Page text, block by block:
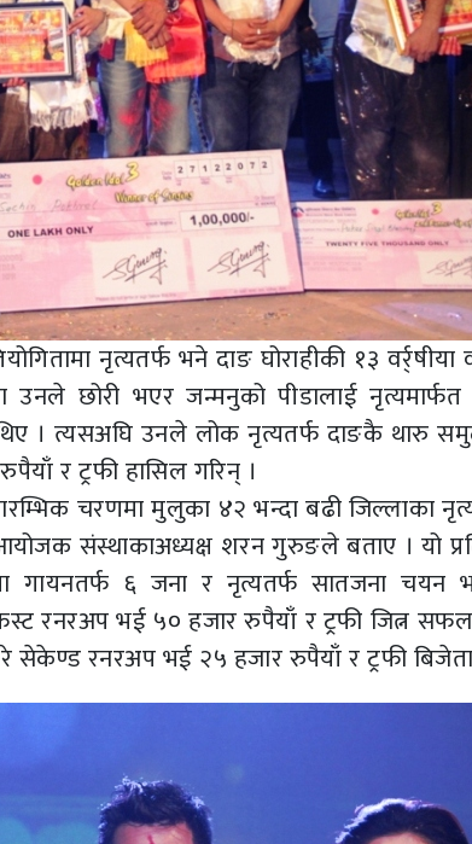
नृत्यतर्फ भने दाङ घोराहीकी १३ वर्र्षीया
छोरी भएर जन्मनुको पीडालाई नृत्यमार्फत
। त्यसअघि उनले लोक नृत्यतर्फ दाङकै थारु
र ट्रफी हासिल गरिन् ।
चरणमा मुलुका ४२ भन्दा बढी जिल्लाका
संस्थाकाअध्यक्ष शरन गुरुङले बताए । यो
गायनतर्फ ६ जना र नृत्यतर्फ सातजना चयन
रनरअप भई ५० हजार रुपैयाँ र ट्रफी जित्न
सेकेण्ड रनरअप भई २५ हजार रुपैयाँ र ट्रफी